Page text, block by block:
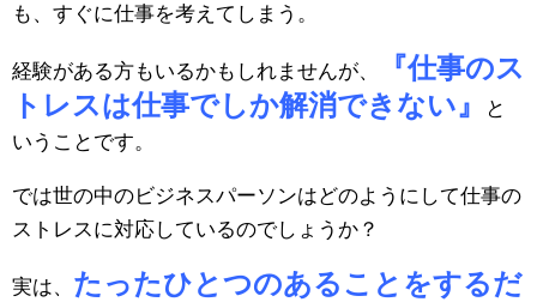
も、すぐに仕事を考えてしまう。
経験がある方もいるかもしれませんが、
『仕事のス
トレスは仕事でしか解消できない』
と
いうことです。
では世の中のビジネスパーソンはどのようにして仕事の
ストレスに対応しているのでしょうか？
実は、 たったひとつのあることをするだ